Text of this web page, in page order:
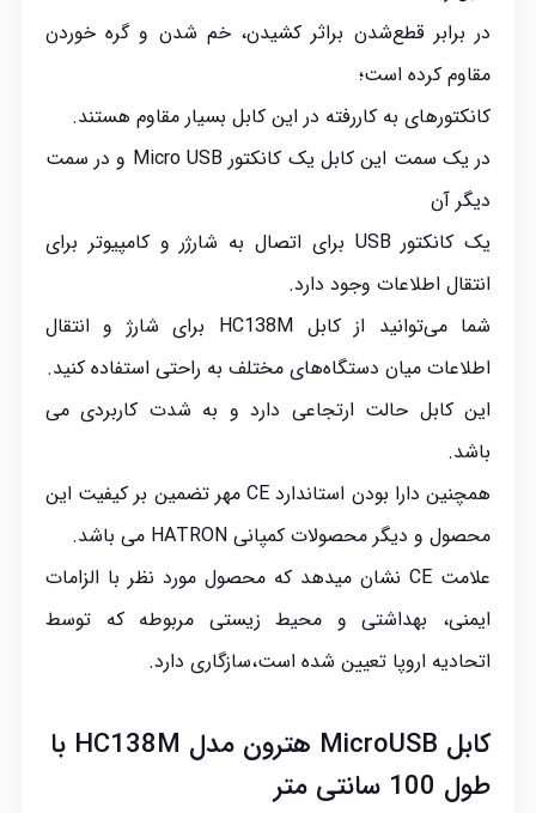
در برابر قطع‌شدن براثر کشیدن، خم شدن و گره خوردن
مقاوم کرده است؛
کانکتورهای به ‌کاررفته در این کابل بسیار مقاوم هستند.
در یک سمت این کابل یک کانکتور Micro USB و در سمت
دیگر آن
یک کانکتور USB برای اتصال به شارژر و کامپیوتر برای
انتقال اطلاعات وجود دارد.
شما می‌توانید از کابل HC138M برای شارژ و انتقال
اطلاعات میان دستگاه‌های مختلف به راحتی استفاده کنید.
این کابل حالت ارتجاعی دارد و به شدت کاربردی می
باشد.
همچنین دارا بودن استاندارد CE مهر تضمین بر کیفیت این
محصول و دیگر محصولات کمپانی HATRON می باشد.
علامت CE نشان میدهد که محصول مورد نظر با الزامات
ایمنی، بهداشتی و محیط زیستی مربوطه که توسط
اتحادیه اروپا تعیین شده است،سازگاری دارد.
کابل
MicroUSB هترون مدل HC138M با
طول 100 سانتی متر